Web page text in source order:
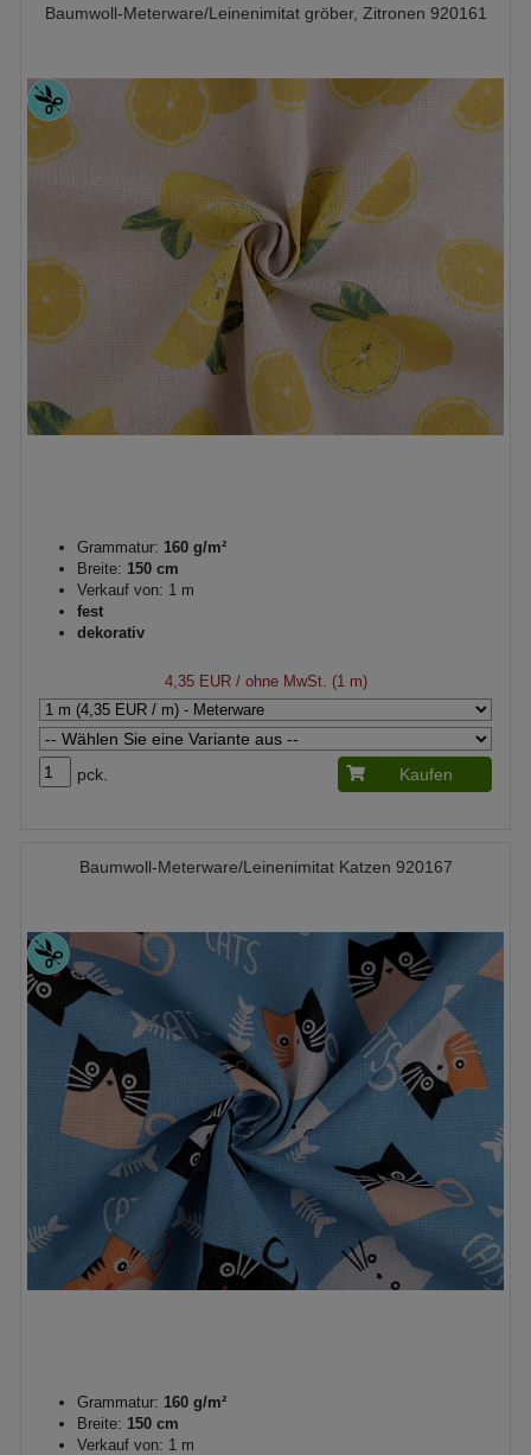
Baumwoll-Meterware/Leinenimitat gröber, Zitronen 920161
Grammatur: 160 g/m²
Breite: 150 cm
Verkauf von: 1 m
fest
dekorativ
4,35 EUR/ ohne MwSt. (1 m)
pck. Kaufen
Baumwoll-Meterware/Leinenimitat Katzen 920167
Grammatur: 160 g/m²
Breite: 150 cm
Verkauf von: 1 m